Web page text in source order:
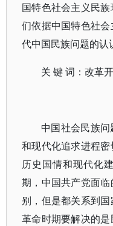
国特色社会主义民
们依据中国特色社
代中国民族问题的认
关 键 词：改革
中国社会民族
和现代化追求进程
历史国情和现代化
期，中国共产党面
别，但是都关系到
革命时期要解决的